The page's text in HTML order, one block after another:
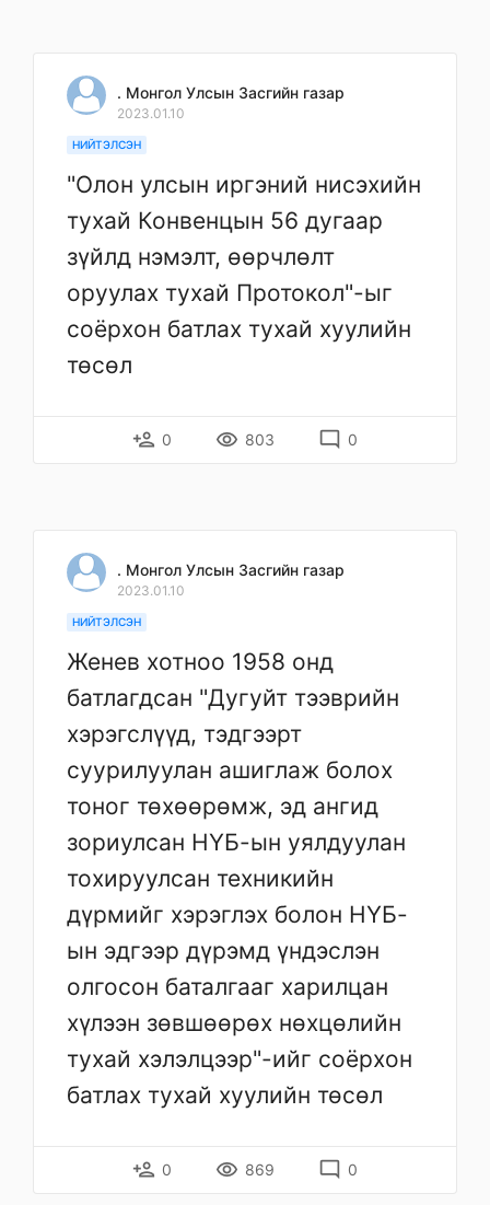
. Монгол Улсын Засгийн газар
2023.01.10
НИЙТЭЛСЭН
"Олон улсын иргэний нисэхийн
тухай Конвенцын 56 дугаар
зүйлд нэмэлт, өөрчлөлт
оруулах тухай Протокол"-ыг
соёрхон батлах тухай хуулийн
төсөл
person_add 0 remove_red_eye 803 mode_comment 0
. Монгол Улсын Засгийн газар
2023.01.10
НИЙТЭЛСЭН
Женев хотноо 1958 онд
батлагдсан "Дугуйт тээврийн
хэрэгслүүд, тэдгээрт
суурилуулан ашиглаж болох
тоног төхөөрөмж, эд ангид
зориулсан НҮБ-ын уялдуулан
тохируулсан техникийн
дүрмийг хэрэглэх болон НҮБ-
ын эдгээр дүрэмд үндэслэн
олгосон баталгааг харилцан
хүлээн зөвшөөрөх нөхцөлийн
тухай хэлэлцээр"-ийг соёрхон
батлах тухай хуулийн төсөл
person_add 0 remove_red_eye 869 mode_comment 0